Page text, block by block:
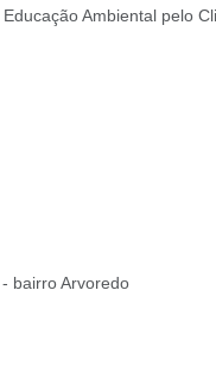
Ambiental pelo
bairro Arvoredo